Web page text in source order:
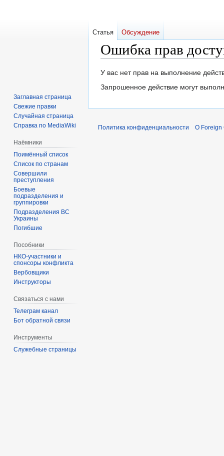
Ошибка прав
Перейти
к
Перейти
к
У вас нет прав на выполнение
Запрошенное действие могут
Статья Обсуждение
Заглавная страница
Свежие правки
Случайная страница
Справка по MediaWiki
Наёмники
Поимённый список
Список по странам
Совершили
преступления
Боевые
подразделения и
группировки
Подразделения ВС
Украины
Погибшие
Пособники
спонсоры конфликта
‏‎Вербовщики
Инструкторы
Связаться с нами
Телеграм канал
Бот обратной связи
Инструменты
Служебные страницы
Политика конфиденциальности О Foreign